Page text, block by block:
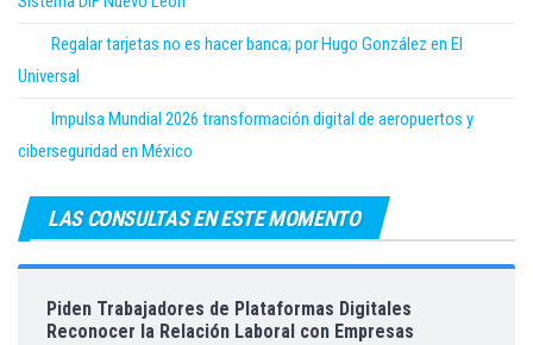
Regalar tarjetas no es hacer banca; por Hugo González en El
Universal
Impulsa Mundial 2026 transformación digital de aeropuertos y
ciberseguridad en México
LAS CONSULTAS EN ESTE MOMENTO
Piden Trabajadores de Plataformas Digitales
Reconocer la Relación Laboral con Empresas